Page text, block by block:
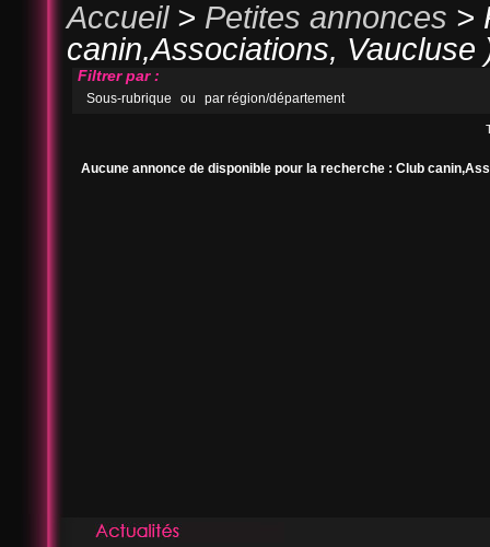
Accueil> Petites annonces >
canin,Associations, Vaucluse
Filtrer par :
Sous-rubrique ou par région/département
Aucune annonce de disponible pour la recherche : Club